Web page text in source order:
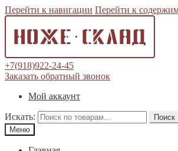
Перейти к навигации Перейти к
+7(918)922-24-45
Заказать обратный звонок
Мой аккаунт
Искать:
Поиск
Меню